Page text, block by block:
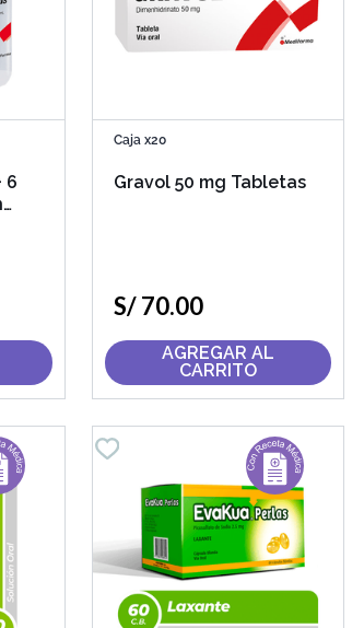
6
Caja x20
Gravol 50 mg Tabletas
S/70.00
AGREGAR AL
CARRITO